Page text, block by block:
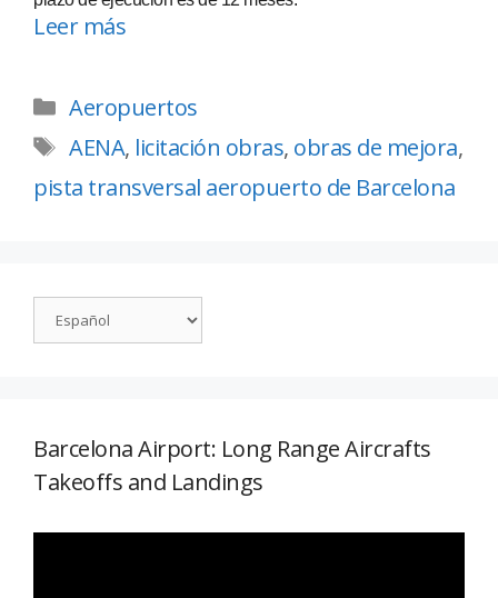
Leer más
Aeropuertos
AENA, licitación obras, obras de mejora,
pista transversal aeropuerto de Barcelona
Barcelona Airport: Long Range Aircrafts
Takeoffs and Landings